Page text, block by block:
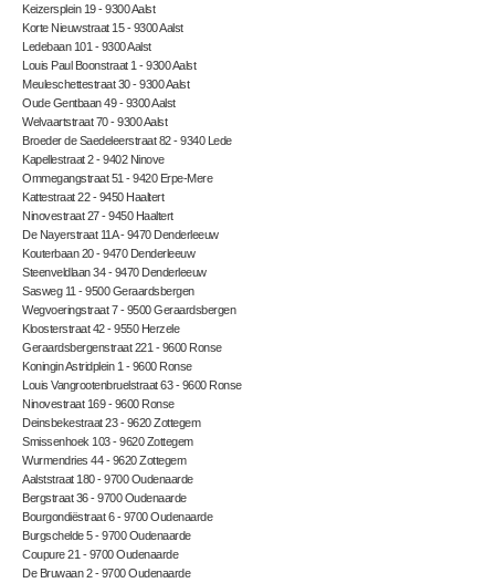
Keizersplein 19 - 9300 Aalst
Korte Nieuwstraat 15 - 9300 Aalst
Ledebaan 101 - 9300 Aalst
Louis Paul Boonstraat 1 - 9300 Aalst
Meuleschettestraat 30 - 9300 Aalst
Oude Gentbaan 49 - 9300 Aalst
Welvaartstraat 70 - 9300 Aalst
Broeder de Saedeleerstraat 82 - 9340 Lede
Kapellestraat 2 - 9402 Ninove
Ommegangstraat 51 - 9420 Erpe-Mere
Kattestraat 22 - 9450 Haaltert
Ninovestraat 27 - 9450 Haaltert
De Nayerstraat 11A - 9470 Denderleeuw
Kouterbaan 20 - 9470 Denderleeuw
Steenveldlaan 34 - 9470 Denderleeuw
Sasweg 11 - 9500 Geraardsbergen
Wegvoeringstraat 7 - 9500 Geraardsbergen
Kloosterstraat 42 - 9550 Herzele
Geraardsbergenstraat 221 - 9600 Ronse
Koningin Astridplein 1 - 9600 Ronse
Louis Vangrootenbruelstraat 63 - 9600 Ronse
Ninovestraat 169 - 9600 Ronse
Deinsbekestraat 23 - 9620 Zottegem
Smissenhoek 103 - 9620 Zottegem
Wurmendries 44 - 9620 Zottegem
Aalststraat 180 - 9700 Oudenaarde
Bergstraat 36 - 9700 Oudenaarde
Bourgondiëstraat 6 - 9700 Oudenaarde
Burgschelde 5 - 9700 Oudenaarde
Coupure 21 - 9700 Oudenaarde
De Bruwaan 2 - 9700 Oudenaarde